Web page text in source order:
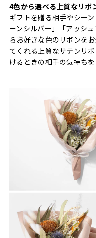
4色から選べる上質なリボ
ギフトを贈る相手やシー
ーンシルバー」「アッシ
らお好きな色のリボンを
てくれる上質なサテンリ
けるときの相手の気持ち